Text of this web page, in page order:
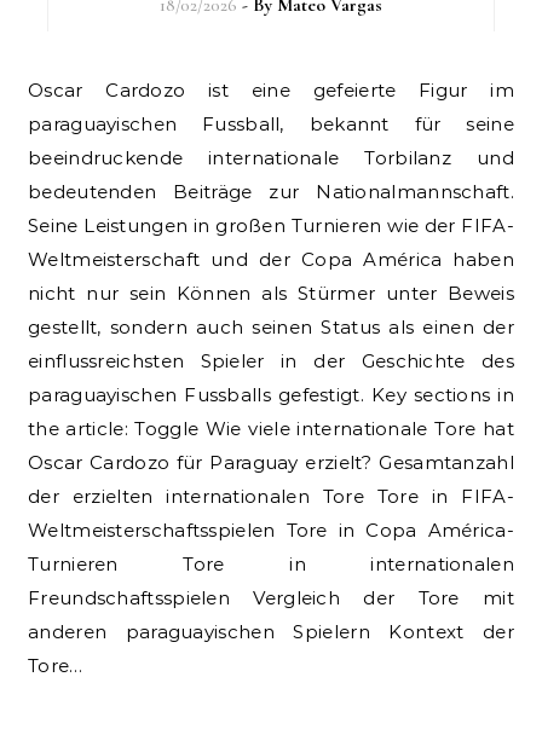
18/02/2026 - By Mateo Vargas
Oscar Cardozo ist eine gefeierte Figur im
paraguayischen Fussball, bekannt für seine
beeindruckende internationale Torbilanz und
bedeutenden Beiträge zur Nationalmannschaft.
Seine Leistungen in großen Turnieren wie der FIFA-
Weltmeisterschaft und der Copa América haben
nicht nur sein Können als Stürmer unter Beweis
gestellt, sondern auch seinen Status als einen der
einflussreichsten Spieler in der Geschichte des
paraguayischen Fussballs gefestigt. Key sections in
the article: Toggle Wie viele internationale Tore hat
Oscar Cardozo für Paraguay erzielt? Gesamtanzahl
der erzielten internationalen Tore Tore in FIFA-
Weltmeisterschaftsspielen Tore in Copa América-
Turnieren Tore in internationalen
Freundschaftsspielen Vergleich der Tore mit
anderen paraguayischen Spielern Kontext der
Tore…